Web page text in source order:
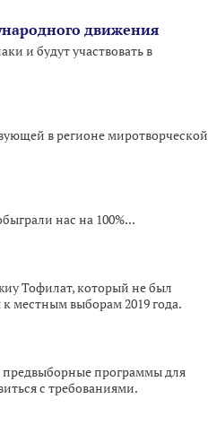
движения
и будут участвовать в
в регионе миротворческой
нас на 100%...
Тофилат, который не был
к местным выборам 2019 года.
предвыборные программы для
с требованиями.